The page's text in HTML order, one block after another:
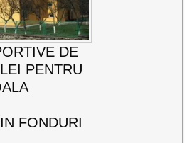
DE
PENTRU
FONDURI